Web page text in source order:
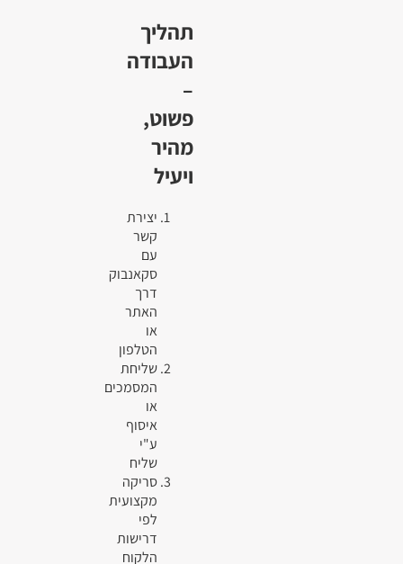
תהליך
העבודה
–
פשוט,
מהיר
ויעיל
יצירת
קשר
עם
סקאנבוק
דרך
האתר
או
הטלפון
שליחת
המסמכים
או
איסוף
ע"י
שליח
סריקה
מקצועית
לפי
דרישות
הלקוח